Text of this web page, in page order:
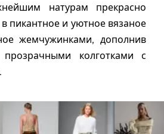
натурам прекрасно
пикантное и уютное вязаное
жемчужинками, дополнив
колготками с